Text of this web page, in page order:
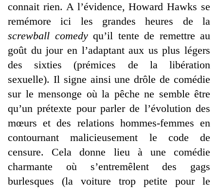
connait rien. A l’évidence, Howard Hawks se
remémore ici les grandes heures de la
screwball comedyqu’il tente de remettre au
goût du jour en l’adaptant aux us plus légers
des sixties (prémices de la libération
sexuelle). Il signe ainsi une drôle de comédie
sur le mensonge où la pêche ne semble être
qu’un prétexte pour parler de l’évolution des
mœurs et des relations hommes-femmes en
contournant malicieusement le code de
censure. Cela donne lieu à une comédie
charmante où s’entremêlent des gags
burlesques (la voiture trop petite pour le